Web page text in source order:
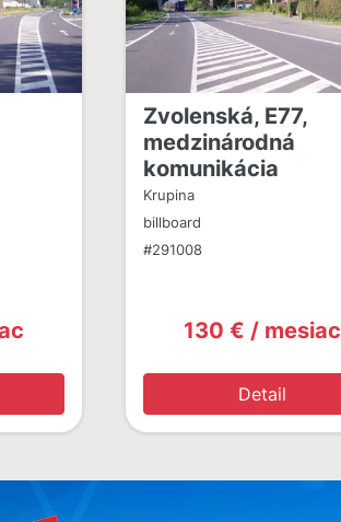
Zvolenská, E77,
medzinárodná
komunikácia
Krupina
billboard
#291008
130 € / mesiac
Detail